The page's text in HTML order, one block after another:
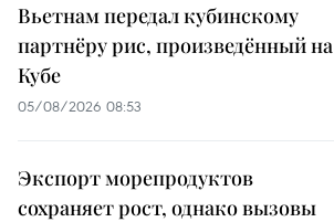
Вьетнам передал кубинскому
партнёру рис, произведённый на
Кубе
05/08/2026 08:53
Экспорт морепродуктов
сохраняет рост, однако вызовы